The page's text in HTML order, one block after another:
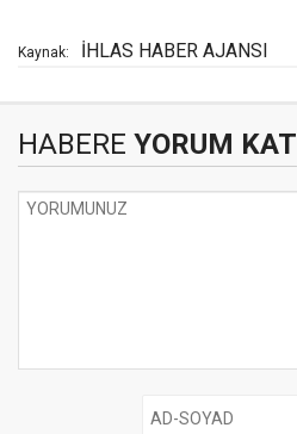
Kaynak: İHLAS HABER AJANSI
HABERE YORUM KAT